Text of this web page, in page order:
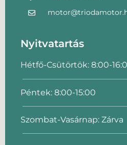
Nyitvatartás
Hétfő-Csütörtök: 8:00-
Péntek: 8:00-15:00
Szombat-Vasárnap: Zárva